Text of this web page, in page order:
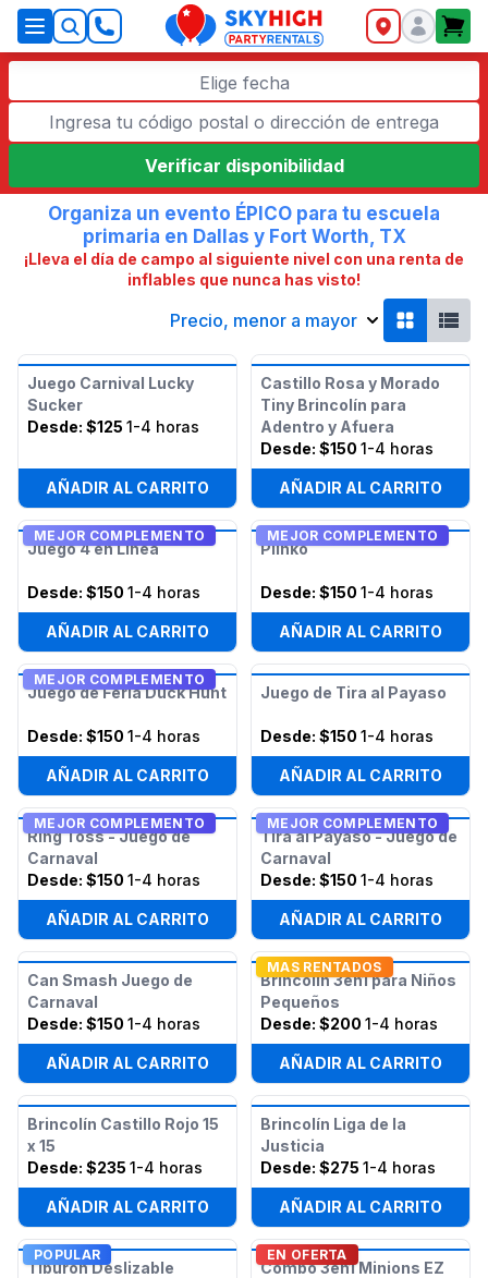
SkyHigh Logo
Elige fecha
Verificar disponibilidad
Organiza un evento ÉPICO para tu escuela
primaria en Dallas y Fort Worth, TX
¡Lleva el día de campo al siguiente nivel con una renta de
inflables que nunca has visto!
Precio, menor a mayor
Juego Carnival Lucky
Sucker
Desde: $125 1-4 horas
AÑADIR AL CARRITO
Castillo Rosa y Morado
Tiny Brincolín para
Adentro y Afuera
Desde: $150 1-4 horas
AÑADIR AL CARRITO
MEJOR COMPLEMENTO
Juego 4 en Línea
Desde: $150 1-4 horas
AÑADIR AL CARRITO
MEJOR COMPLEMENTO
Plinko
Desde: $150 1-4 horas
AÑADIR AL CARRITO
MEJOR COMPLEMENTO
Juego de Feria Duck Hunt
Desde: $150 1-4 horas
AÑADIR AL CARRITO
Juego de Tira al Payaso
Desde: $150 1-4 horas
AÑADIR AL CARRITO
MEJOR COMPLEMENTO
Ring Toss - Juego de
Carnaval
Desde: $150 1-4 horas
AÑADIR AL CARRITO
MEJOR COMPLEMENTO
Tira al Payaso - Juego de
Carnaval
Desde: $150 1-4 horas
AÑADIR AL CARRITO
Can Smash Juego de
Carnaval
Desde: $150 1-4 horas
AÑADIR AL CARRITO
MAS RENTADOS
Brincolín 3en1 para Niños
Pequeños
Desde: $200 1-4 horas
AÑADIR AL CARRITO
Brincolín Castillo Rojo 15
x 15
Desde: $235 1-4 horas
AÑADIR AL CARRITO
Brincolín Liga de la
Justicia
Desde: $275 1-4 horas
AÑADIR AL CARRITO
POPULAR
Tiburón Deslizable
EN OFERTA
Combo 3en1 Minions EZ